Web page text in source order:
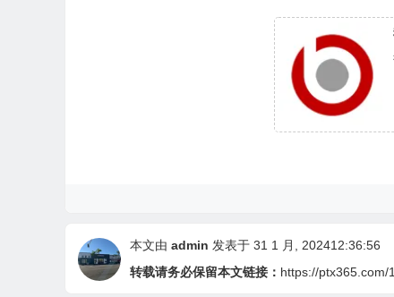
本文由 admin 发表于 31 1 月, 202412:36:56
转载请务必保留本文链接： https://ptx365.com/